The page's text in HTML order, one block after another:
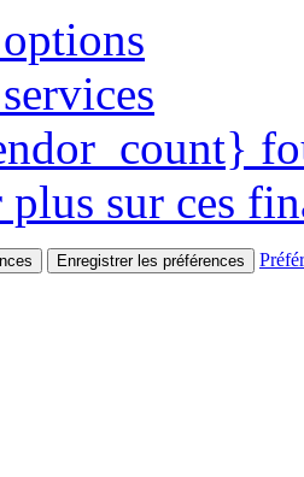
sur ces
Enregistrer les préférences